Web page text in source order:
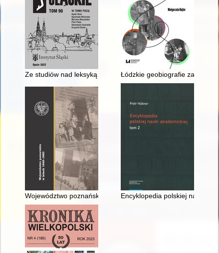
Ze studiów nad leksyką pszczelarskąŁódzkie geobiografie
Województwo poznańskie w latach 1945-1950
Encyklopedia polskiej nauki